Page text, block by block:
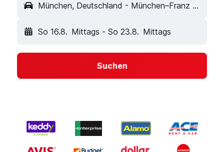
München, Deutschland - München–Franz Josef Strauß (MUC)
So 16.8. Mittags - So 23.8. Mittags
Suchen